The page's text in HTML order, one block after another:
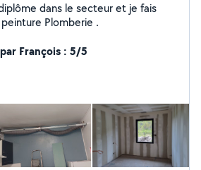
dans le secteur et je fais
Plomberie .
François : 5/5